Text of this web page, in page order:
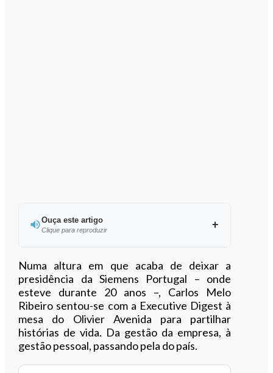
Ouça este artigo
Clique para reproduzir
Ouvir este artigo
Numa altura em que acaba de deixar a
presidência da Siemens Portugal – onde
esteve durante 20 anos –, Carlos Melo
Ribeiro sentou-se com a Executive Digest à
mesa do Olivier Avenida para partilhar
histórias de vida. Da gestão da empresa, à
gestão pessoal, passando pela do país.